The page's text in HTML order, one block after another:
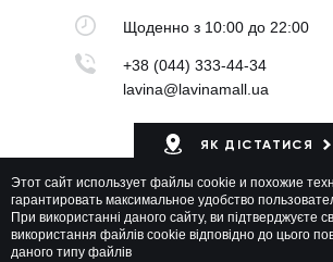
Щоденноз 10:00 до 22:00
+38 (044) 333-44-34
lavina@lavinamall.ua
ЯК ДІСТАТИСЯ
Мапа ТРЦ
Этот сайт использует файлы cookie и похожие
гарантировать максимальное удобство
При використанні даного сайту, ви підтверджуєте
використання файлів cookie відповідно до цього
даного типу файлів